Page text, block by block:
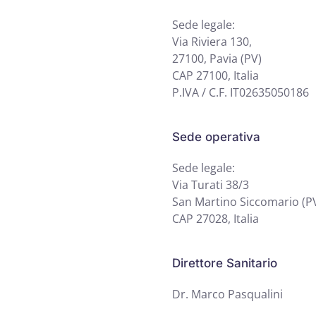
Sede legale:
Via Riviera 130,
27100, Pavia (PV)
CAP 27100, Italia
P.IVA / C.F. IT02635050186
Sede operativa
Sede legale:
Via Turati 38/3
San Martino Siccomario
CAP 27028, Italia
Direttore Sanitario
Dr. Marco Pasqualini